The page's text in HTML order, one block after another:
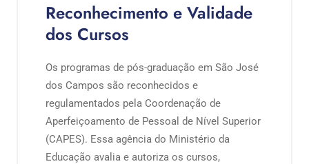
Reconhecimento e Validade
dos Cursos
Os programas de pós-graduação em São José
dos Campos são reconhecidos e
regulamentados pela Coordenação de
Aperfeiçoamento de Pessoal de Nível Superior
(CAPES). Essa agência do Ministério da
Educação avalia e autoriza os cursos,